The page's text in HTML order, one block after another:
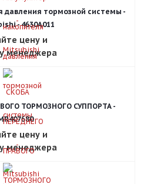
давления тормозной системы -
- 4630A011
цену и
менеджера
ТОРМОЗНОГО СУППОРТА -
цену и
менеджера